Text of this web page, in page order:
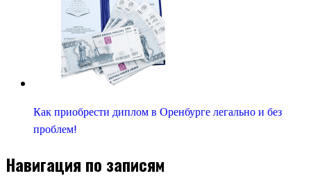
Как приобрести диплом в Оренбурге легально и без
проблем!
Навигация по записям